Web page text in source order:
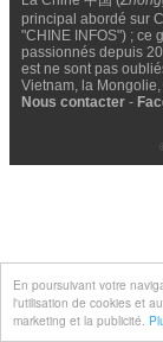
En poursuivant votre
l'utilisation de cookies et
marketing et la publicité.
principal abordé sur
"CHINE INFOS") ; ce
passionnés depuis
est ne sont pas
Vietnam, la
Nous contacter -